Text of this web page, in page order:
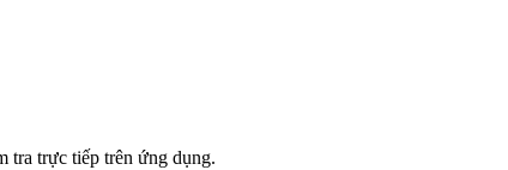
tra trực tiếp trên ứng dụng.